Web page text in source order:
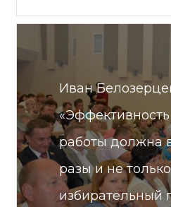
Иван
работы должна
разы и не
избирательный